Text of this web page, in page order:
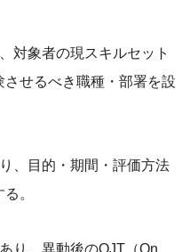
対象者の現スキルセット
せるべき職種・部署を設
、目的・期間・評価方法
。
り、異動後のOJT （On